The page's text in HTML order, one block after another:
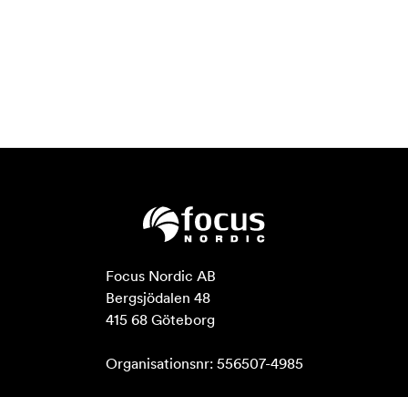
Focus Nordic AB
Bergsjödalen 48
415 68 Göteborg
Organisationsnr: 556507-4985